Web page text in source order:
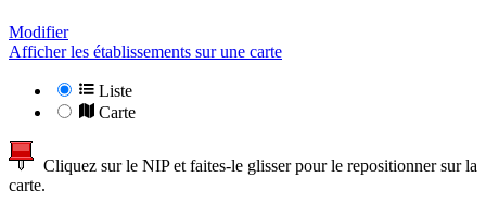
Modifier
Afficher les établissements sur une carte
Liste
Carte
Cliquez sur le NIP et faites-le glisser pour le repositionner sur la
carte.